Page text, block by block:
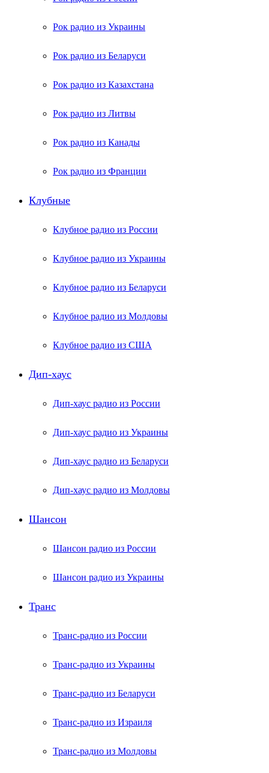
Рок радио из Украины
Рок радио из Беларуси
Рок радио из Казахстана
Рок радио из Литвы
Рок радио из Канады
Рок радио из Франции
Клубные
Клубное радио из России
Клубное радио из Украины
Клубное радио из Беларуси
Клубное радио из Молдовы
Клубное радио из США
Дип-хаус
Дип-хаус радио из России
Дип-хаус радио из Украины
Дип-хаус радио из Беларуси
Дип-хаус радио из Молдовы
Шансон
Шансон радио из России
Шансон радио из Украины
Транс
Транс-радио из России
Транс-радио из Украины
Транс-радио из Беларуси
Транс-радио из Израиля
Транс-радио из Молдовы